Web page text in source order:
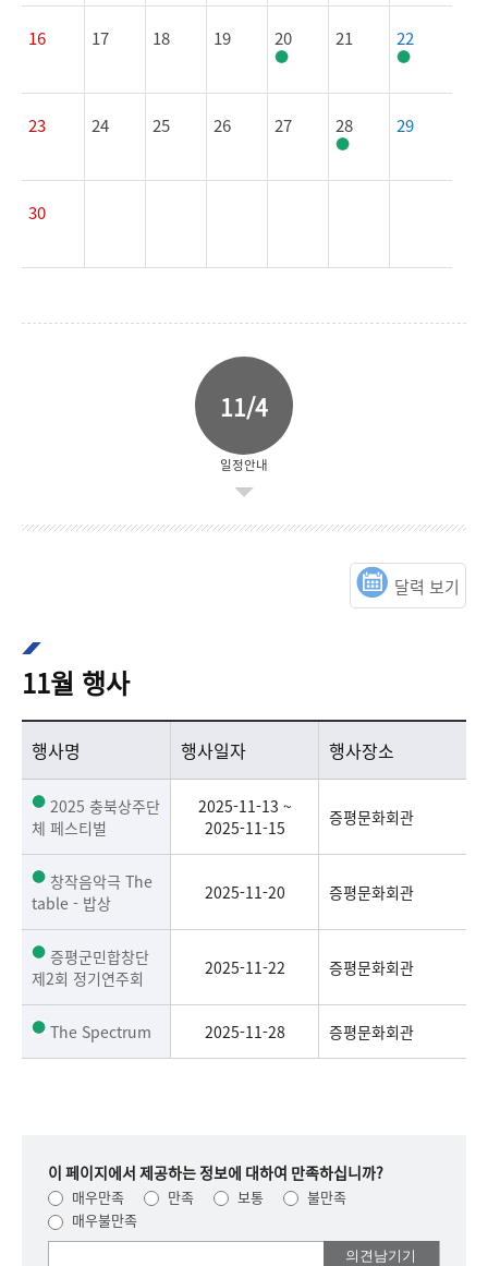
16 17 18 19 20 21 22
23 24 25 26 27 28 29
30
11/4
일정안내
달력 보기
11월 행사
11월 행사 목록으로 행사명, 행사일자, 행사장소를 안내합니다.
행사명 행사일자 행사장소
2025 충북상주단
체 페스티벌
2025-11-13 ~
2025-11-15
증평문화회관
창작음악극 The
table - 밥상
2025-11-20 증평문화회관
증평군민합창단
제2회 정기연주회
2025-11-22 증평문화회관
The Spectrum 2025-11-28 증평문화회관
이 페이지에서 제공하는 정보에 대하여 만족하십니까?
매우만족 만족 보통
불만족
매우불만족